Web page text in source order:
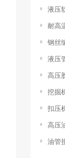
液压软
耐高温
钢丝
液压管爆
高压胶
挖掘机
扣压机
高压
油管接